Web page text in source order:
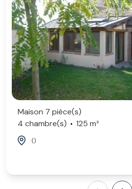
Maison 7 pièce(s)
4 chambre(s)
125 m²
()